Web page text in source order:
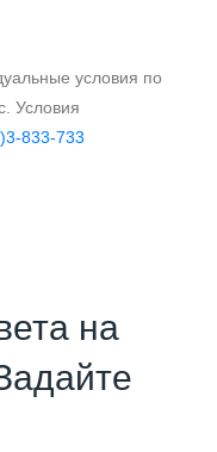
условия по
Условия
833-733
на